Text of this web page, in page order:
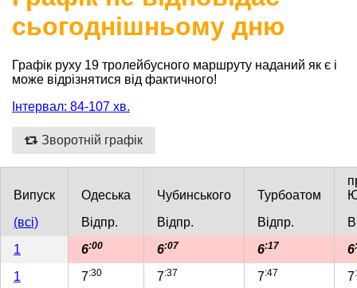
сьогоднішньому дню
Графік руху 19 тролейбусного маршруту наданий як є і
може відрізнятися від фактичного!
Інтервал: 84-107 хв.
Зворотній графік
Випуск Одеська Чубинського Турбоатом
(всі)
Відпр. Відпр. Відпр.
1
6:00 6:07 6:17 6
1 7:30 7:37 7:47 7